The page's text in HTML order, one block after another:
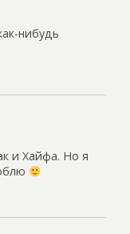
нибудь
и Хайфа. Но я